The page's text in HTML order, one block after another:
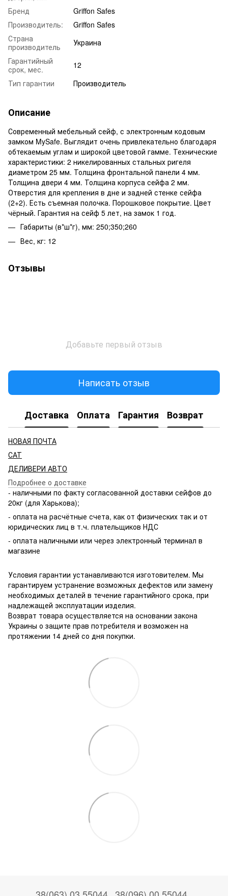
Бренд
Griffon Safes
Производитель:
Griffon Safes
Страна
производитель
Украина
Гарантийный
срок, мес.
12
Тип гарантии
Производитель
Описание
Современный мебельный сейф, с электронным кодовым
замком MySafe. Выглядит очень привлекательно благодаря
обтекаемым углам и широкой цветовой гамме. Технические
характеристики: 2 никелированных стальных ригеля
диаметром 25 мм. Толщина фронтальной панели 4 мм.
Толщина двери 4 мм. Толщина корпуса сейфа 2 мм.
Отверстия для крепления в дне и задней стенке сейфа
(2+2). Есть съемная полочка. Порошковое покрытие. Цвет
чёрный. Гарантия на сейф 5 лет, на замок 1 год.
Габариты (в*ш*г), мм: 250;350;260
Вес, кг: 12
Отзывы
Добавьте первый отзыв
Написать отзыв
Доставка Оплата Гарантия Возврат
НОВАЯ ПОЧТА
САТ
ДЕЛИВЕРИ АВТО
Подробнее о доставке
- наличными по факту согласованной доставки сейфов до
20кг (для Харькова);
- оплата на расчётные счета, как от физических так и от
юридических лиц в т.ч. плательщиков НДС
- оплата наличными или через электронный терминал в
магазине
Условия гарантии устанавливаются изготовителем. Мы
гарантируем устранение возможных дефектов или замену
необходимых деталей в течение гарантийного срока, при
надлежащей эксплуатации изделия.
Возврат товара осуществляется на основании закона
Украины о защите прав потребителя и возможен на
протяжении 14 дней со дня покупки.